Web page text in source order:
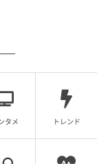
大幅に体重が
さん。「実
の変化とメン
った時期があ
、心も体も元
タメ トレンド